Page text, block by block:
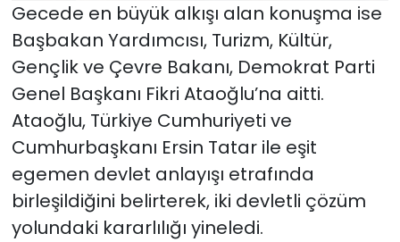
Gecede en büyük alkışı alan konuşma ise
Başbakan Yardımcısı, Turizm, Kültür,
Gençlik ve Çevre Bakanı, Demokrat Parti
Genel Başkanı Fikri Ataoğlu’na aitti.
Ataoğlu, Türkiye Cumhuriyeti ve
Cumhurbaşkanı Ersin Tatar ile eşit
egemen devlet anlayışı etrafında
birleşildiğini belirterek, iki devletli çözüm
yolundaki kararlılığı yineledi.